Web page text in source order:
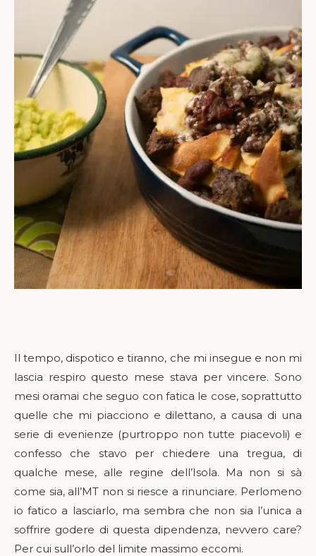
Il tempo, dispotico e tiranno, che mi insegue e non mi
lascia respiro questo mese stava per vincere. Sono
mesi oramai che seguo con fatica le cose, soprattutto
quelle che mi piacciono e dilettano, a causa di una
serie di evenienze (purtroppo non tutte piacevoli) e
confesso che stavo per chiedere una tregua, di
qualche mese, alle regine dell’Isola. Ma non si sà
come sia, all’MT non si riesce a rinunciare. Perlomeno
io fatico a lasciarlo, ma sembra che non sia l’unica a
soffrire godere di questa dipendenza, nevvero care?
Per cui sull’orlo del limite massimo eccomi.